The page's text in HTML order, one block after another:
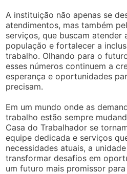
A instituição não apenas se
atendimentos, mas também
serviços, que buscam atender
população e fortalecer a
trabalho. Olhando para o
esses números continuem a
esperança e oportunidades
precisam.
Em um mundo onde as
trabalho estão sempre
Casa do Trabalhador se
equipe dedicada e serviços
necessidades atuais, a
transformar desafios em
um futuro mais promissor